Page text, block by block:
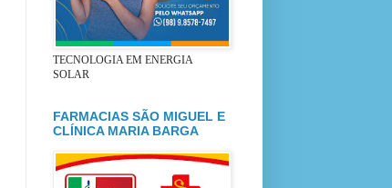
TECNOLOGIA EM ENERGIA
SOLAR
FARMACIAS SÃO MIGUEL E
CLÍNICA MARIA BARGA